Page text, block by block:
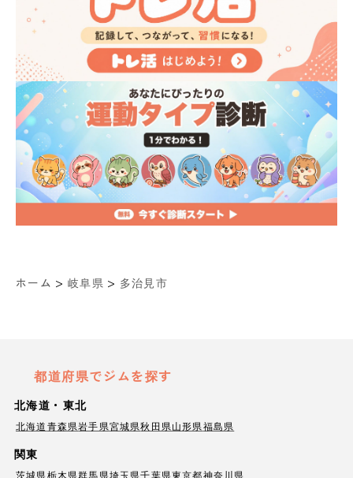
ホーム > 岐阜県 > 多治見市
都道府県でジムを探す
北海道・東北
北海道青森県岩手県宮城県秋田県山形県福島県
関東
茨城県栃木県群馬県埼玉県千葉県東京都神奈川県